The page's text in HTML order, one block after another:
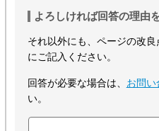
よろしければ回答の理由
それ以外にも、ページの改
にご記入ください。
回答が必要な場合は、 お問い
い。